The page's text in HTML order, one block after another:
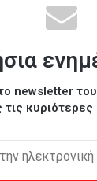
newsletter